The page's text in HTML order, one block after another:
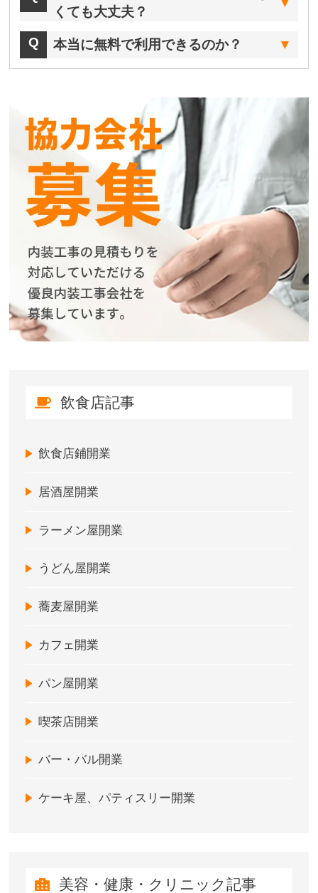
くても大丈夫？
本当に無料で利用できるのか？
飲食店記事
飲食店鋪開業
居酒屋開業
ラーメン屋開業
うどん屋開業
蕎麦屋開業
カフェ開業
パン屋開業
喫茶店開業
バー・バル開業
ケーキ屋、パティスリー開業
美容・健康・クリニック記事